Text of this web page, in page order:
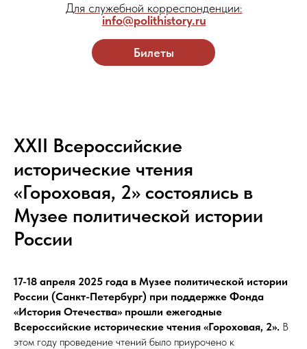
Билеты
Для служебной корреспонденции:
info@polithistory.ru
XXII Всероссийские
исторические чтения
«Гороховая, 2» состоялись в
Музее политической истории
России
17-18 апреля 2025 года в Музее политической истории
России (Санкт-Петербург) при поддержке Фонда
«История Отечества» прошли ежегодные
Всероссийские исторические чтения «Гороховая, 2». В
этом году проведение чтений было приурочено к